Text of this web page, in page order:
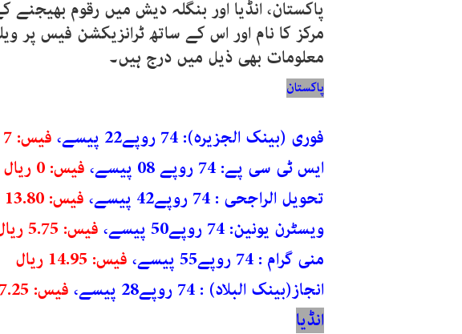
پاکستان، انڈیا اور بنگلہ دیش میں رقوم بھیجنے
مرکز کا نام اور اس کے ساتھ ٹرانزیکشن فیس پر
معلومات بھی ذیل میں درج ہیں۔
پاکستان
فوری (بینک الجزیرہ): 74 روپے22 پیسے، فیس: 7 ریال
ایس ٹی سی پے: 74 روپے 08 پیسے،
فیس: 0 ریال
تحویل الراجحی : 74 روپے42 پیسے،
فیس: 13.80 ریال
ویسٹرن یونین: 74 روپے50 پیسے،
فیس: 5.75 ریال
منی گرام : 74 روپے55 پیسے،
فیس: 14.95 ریال
انجاز(بینک البلاد) : 74 روپے28 پیسے،
فیس: 17.25 ریال
انڈیا